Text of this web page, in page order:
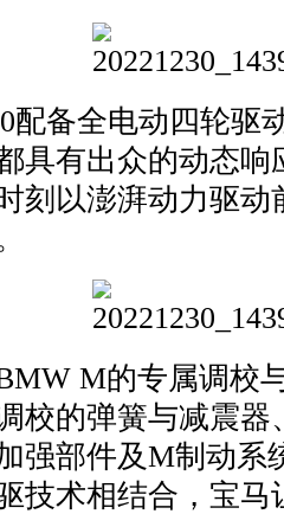
备全电动四轮驱
具有出众的动态
刻以澎湃动力驱
M的专属调校
校的弹簧与减震器
强部件及M制动系
技术相结合，宝